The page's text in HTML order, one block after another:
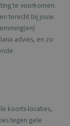
te voorkomen.
terecht bij jouw
advies, en zo
koorts-locaties,
tegen gele